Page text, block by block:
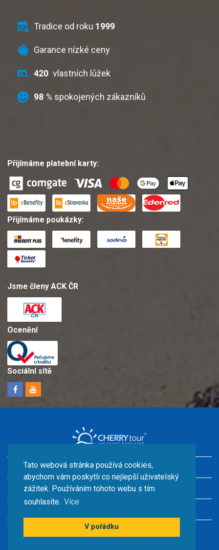
Tato webová stránka používá cookies,
abychom vám poskytli co nejlepší uživatelský
zážitek. Používáním tohoto webu s tím
souhlasíte. Více
V pořádku
Tradice od roku 1999
Garance nízké ceny
420 vlastních lůžek
98 % spokojených zákazníků
Přijímáme platební karty:
Přijímáme poukázky:
Jsme členy ACK ČR
Ocenění
Sociální sítě
Dovolená v Chorvatsku s dětmi
Ubytování u moře
© CHERRY TOUR s.r.o.2026